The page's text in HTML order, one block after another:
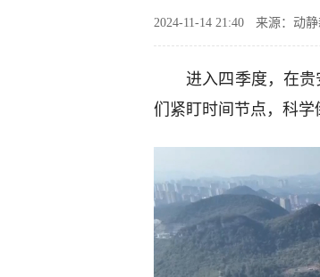
2024-11-14 21:40 来源：动静
进入四季度，在
们紧盯时间节点，科学